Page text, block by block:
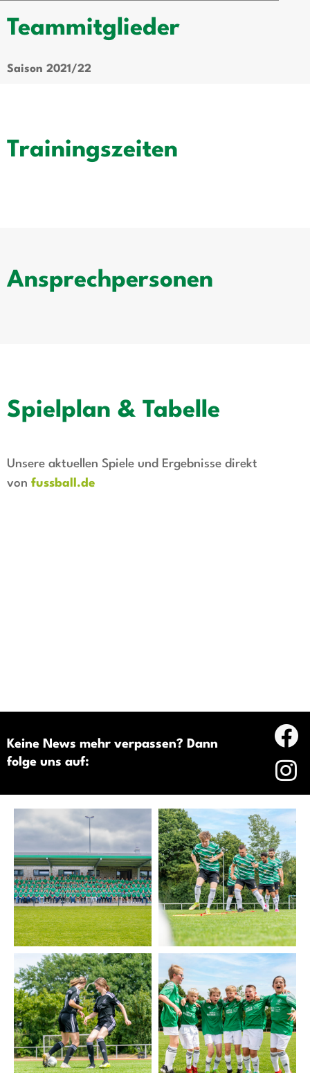
Teammitglieder
Saison 2021/22
Trainingszeiten
Ansprechpersonen
Spielplan & Tabelle
Unsere aktuellen Spiele und Ergebnisse direkt
von fussball.de
Keine News mehr verpassen? Dann
folge uns auf: